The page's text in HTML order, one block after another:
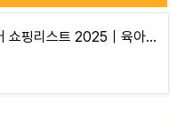
오사카 드럭스토어 쇼핑리스트 2025｜육아·모기·여성 필수템 총정리(면세 팁까지)